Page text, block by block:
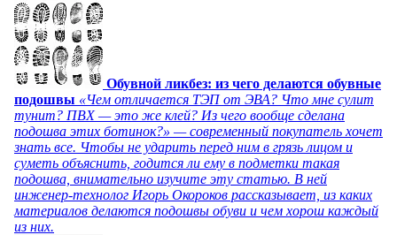
Обувной ликбез: из чего делаются обувные
подошвы «Чем отличается ТЭП от ЭВА? Что мне сулит
тунит? ПВХ — это же клей? Из чего вообще сделана
подошва этих ботинок?» — современный покупатель хочет
знать все. Чтобы не ударить перед ним в грязь лицом и
суметь объяснить, годится ли ему в подметки такая
подошва, внимательно изучите эту статью. В ней
инженер-технолог Игорь Окороков рассказывает, из каких
материалов делаются подошвы обуви и чем хорош каждый
из них.